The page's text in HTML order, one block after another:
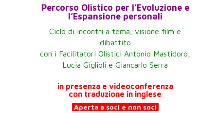
Percorso Olistico per l’Evoluzione e
l’Espansione personali
Ciclo di incontri a tema, visione film e
dibattito
con i Facilitatori Olistici Antonio Mastidoro,
Lucia Gigliolie Giancarlo Serra
in presenza e videoconferenza
con traduzione in inglese
Aperta a soci e non soci